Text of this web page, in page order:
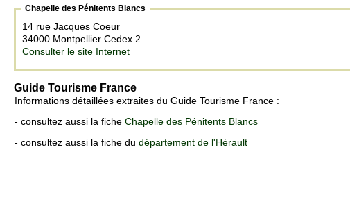
Chapelle des Pénitents Blancs
14 rue Jacques Coeur
34000 Montpellier Cedex 2
Consulter le site Internet
Guide Tourisme France
Informations détaillées extraites du Guide Tourisme France :
- consultez aussi la fiche Chapelle des Pénitents Blancs
- consultez aussi la fiche du département de l'Hérault